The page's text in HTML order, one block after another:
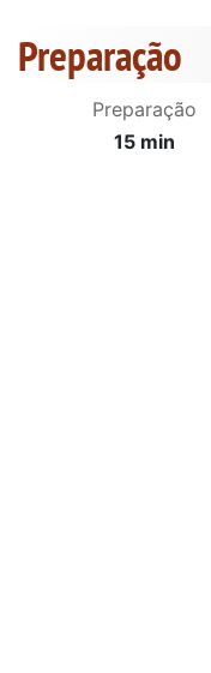
Preparação
Preparação
15 min